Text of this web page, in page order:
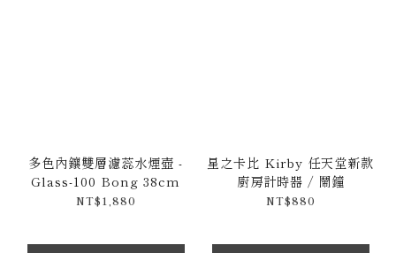
多色內鑲雙層濾蕊水煙壺 -
Glass-100 Bong 38cm
NT$1,880
星之卡比 Kirby 任天堂新款
廚房計時器 / 鬧鐘
NT$880